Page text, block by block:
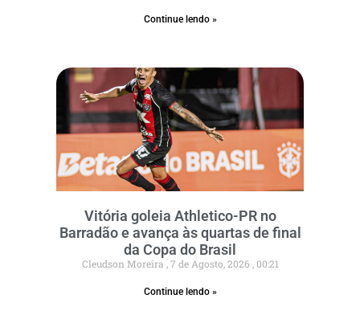
Continue lendo »
Vitória goleia Athletico-PR no
Barradão e avança às quartas de final
da Copa do Brasil
Cleudson Moreira 7 de Agosto, 2026 00:21
Continue lendo »